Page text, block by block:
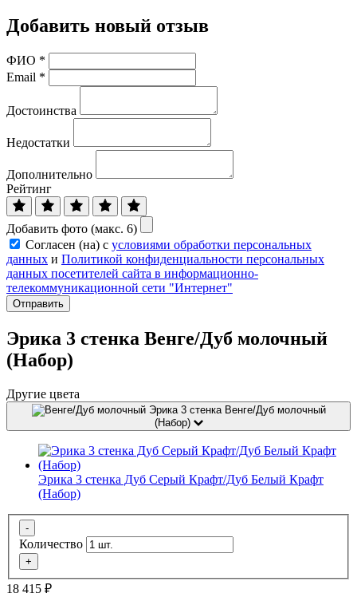
Добавить новый отзыв
ФИО *
Email *
Достоинства
Недостатки
Дополнительно
Рейтинг
Добавить фото (макс. 6)
Согласен (на) с условиями обработки персональных
данных и Политикой конфиденциальности персональных
данных посетителей сайта в информационно-
телекоммуникационной сети "Интернет"
Отправить
Эрика 3 стенка Венге/Дуб молочный
(Набор)
Другие цвета
Эрика 3 стенка Венге/Дуб молочный
(Набор)
Эрика 3 стенка Дуб Серый Крафт/Дуб Белый Крафт
(Набор)
-
Количество
+
18 415 ₽